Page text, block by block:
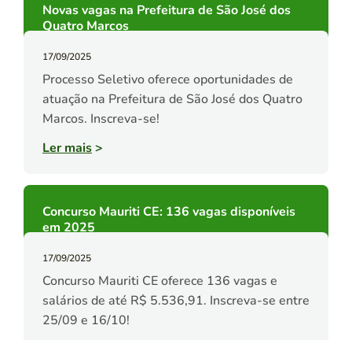
Novas vagas na Prefeitura de São José dos
Quatro Marcos
17/09/2025
Processo Seletivo oferece oportunidades de
atuação na Prefeitura de São José dos Quatro
Marcos. Inscreva-se!
Ler mais>
Concurso Mauriti CE: 136 vagas disponíveis
em 2025
17/09/2025
Concurso Mauriti CE oferece 136 vagas e
salários de até R$ 5.536,91. Inscreva-se entre
25/09 e 16/10!